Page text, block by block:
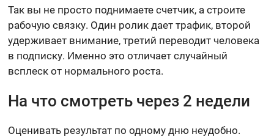
Так вы не просто поднимаете счетчик, а строите
рабочую связку. Один ролик дает трафик, второй
удерживает внимание, третий переводит человека
в подписку. Именно это отличает случайный
всплеск от нормального роста.
На что смотреть через 2 недели
Оценивать результат по одному дню неудобно.